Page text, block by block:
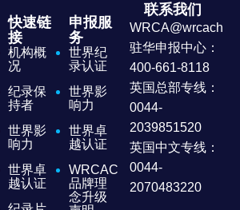
快速链
接
机构概
况
纪录保
持者
世界影
响力
世界卓
越认证
申报服
务
世界纪
录认证
世界影
响力
世界卓
越认证
WRCAC
品牌理
念升级
联系我们
驻华申报中心：
400-661-8118
英国总部专线：
0044-
2039851520
英国中文专线：
0044-
2070483220